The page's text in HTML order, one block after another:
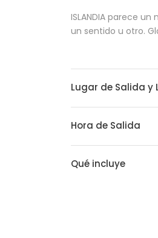
ISLANDIA parece
un sentido u otro.
Lugar de Salida y
Hora de Salida
Qué incluye